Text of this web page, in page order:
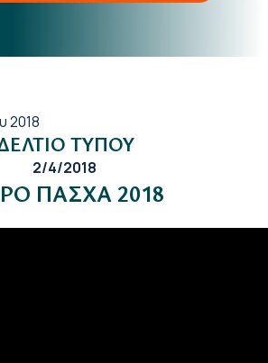
2018
ΤΥΠΟΥ
2/4/2018
ΠΑΣΧΑ 2018